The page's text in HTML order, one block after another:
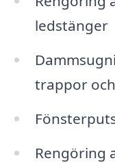
ledstänger
trappor
Rengöring